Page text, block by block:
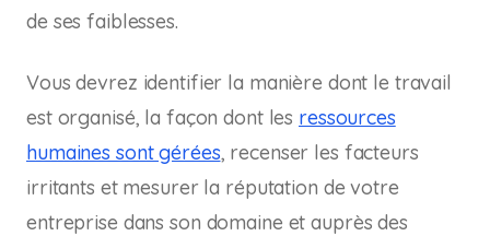
de ses faiblesses.
Vous devrez identifier la manière dont le travail
est organisé, la façon dont les ressources
humaines sont gérées, recenser les facteurs
irritants et mesurer la réputation de votre
entreprise dans son domaine et auprès des